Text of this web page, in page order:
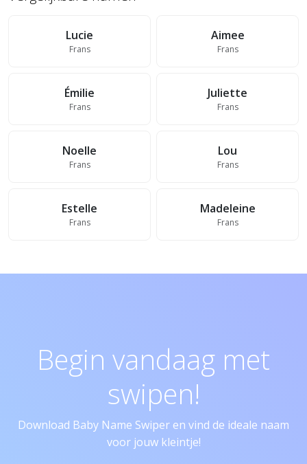
Lucie
Frans
Aimee
Frans
Émilie
Frans
Juliette
Frans
Noelle
Frans
Lou
Frans
Estelle
Frans
Madeleine
Frans
Begin vandaag met
swipen!
Download Baby Name Swiper en vind de ideale naam
voor jouw kleintje!